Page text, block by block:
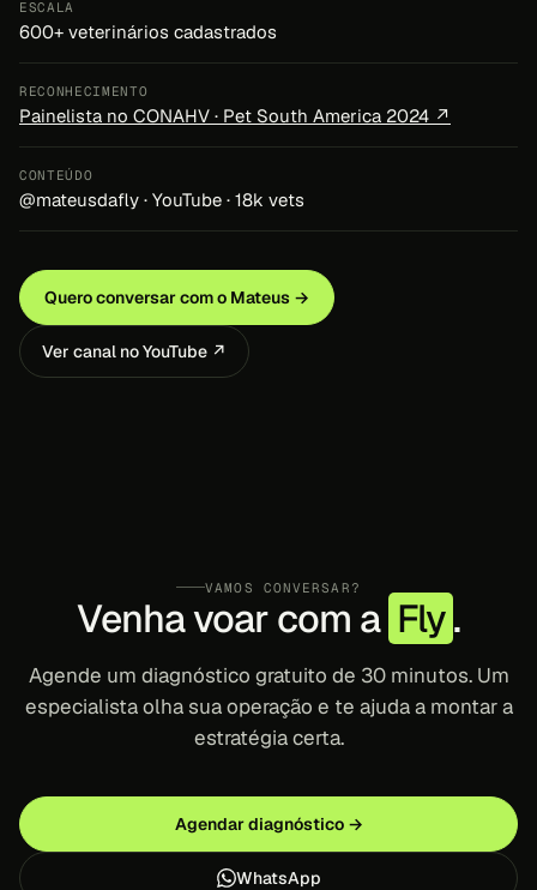
ESCALA
600+ veterinários cadastrados
RECONHECIMENTO
Painelista no CONAHV · Pet South America 2024 ↗
CONTEÚDO
@mateusdafly · YouTube · 18k vets
Quero conversar com o Mateus →
Ver canal no YouTube ↗
VAMOS CONVERSAR?
Venha voar com a Fly.
Agende um diagnóstico gratuito de 30 minutos. Um
especialista olha sua operação e te ajuda a montar a
estratégia certa.
Agendar diagnóstico →
WhatsApp